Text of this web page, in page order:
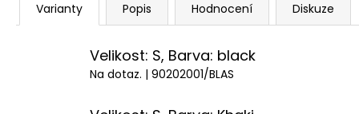
Varianty Popis Hodnocení Diskuze
Velikost: S, Barva: black
Na dotaz. | 90202001/BLAS